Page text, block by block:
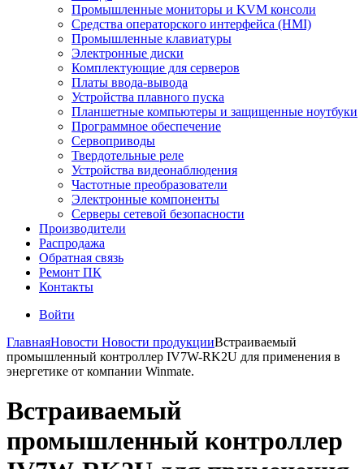
Промышленные мониторы и KVM консоли
Средства операторского интерфейса (HMI)
Промышленные клавиатуры
Электронные диски
Комплектующие для серверов
Платы ввода-вывода
Устройства плавного пуска
Планшетные компьютеры и защищенные ноутбуки
Программное обеспечение
Сервоприводы
Твердотельные реле
Устройства видеонаблюдения
Частотные преобразователи
Электронные компоненты
Серверы сетевой безопасности
Производители
Распродажа
Обратная связь
Ремонт ПК
Контакты
Войти
ГлавнаяНовости Новости продукцииВстраиваемый
промышленный контроллер IV7W-RK2U для применения в
энергетике от компании Winmate.
Встраиваемый
промышленный контроллер